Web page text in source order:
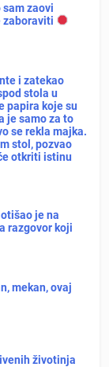
sam zaovi
zaboraviti
i zatekao
stola u
papira koje su
je samo za to
se rekla majka.
stol, pozvao
otkriti istinu
je na
razgovor koji
mekan, ovaj
životinja